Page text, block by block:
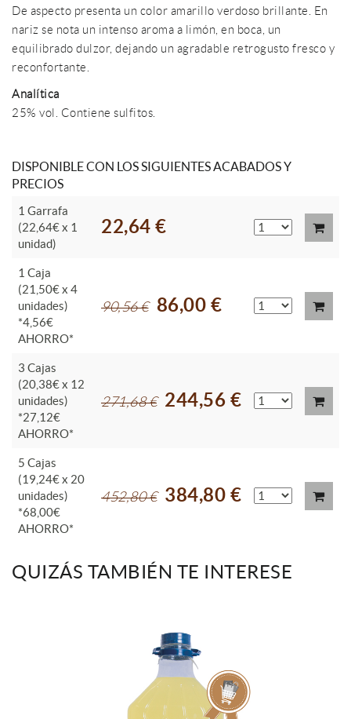
De aspecto presenta un color amarillo verdoso brillante. En
nariz se nota un intenso aroma a limón, en boca, un
equilibrado dulzor, dejando un agradable retrogusto fresco y
reconfortante.
Analítica
25% vol. Contiene sulfitos.
DISPONIBLE CON LOS SIGUIENTES ACABADOS Y
PRECIOS
1 Garrafa
(22,64€ x 1
unidad)
22,64 €
1 Caja
(21,50€ x 4
unidades)
*4,56€
AHORRO*
90,56 € 86,00 €
3 Cajas
(20,38€ x 12
unidades)
*27,12€
AHORRO*
271,68 € 244,56 €
5 Cajas
(19,24€ x 20
unidades)
*68,00€
AHORRO*
452,80 € 384,80 €
QUIZÁS TAMBIÉN TE INTERESE